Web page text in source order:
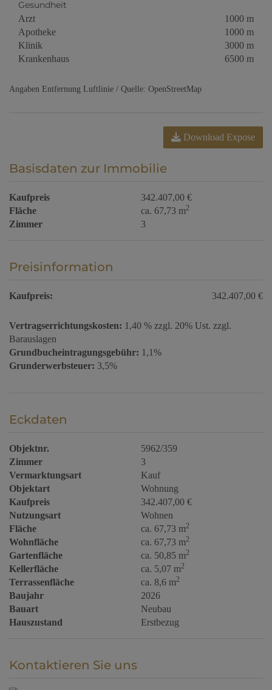
Gesundheit
Arzt
1000 m
Apotheke
1000 m
Klinik
3000 m
Krankenhaus
6500 m
Angaben Entfernung Luftlinie / Quelle: OpenStreetMap
Download Expose
Basisdaten zur Immobilie
Kaufpreis
342.407,00 €
Fläche
ca. 67,73 m2
Zimmer 3
Preisinformation
Kaufpreis: 342.407,00 €
Vertragserrichtungskosten: 1,40 % zzgl. 20% Ust. zzgl.
Barauslagen
Grundbucheintragungsgebühr: 1,1%
Grunderwerbsteuer: 3,5%
Eckdaten
Objektnr.
5962/359
Zimmer
3
Vermarktungsart
Kauf
Objektart
Wohnung
Kaufpreis
342.407,00 €
Nutzungsart
Wohnen
Fläche
ca. 67,73 m2
Wohnfläche ca. 67,73 m2
Gartenfläche ca. 50,85 m2
Kellerfläche ca. 5,07 m2
Terrassenfläche ca. 8,6 m2
Baujahr
2026
Bauart
Neubau
Hauszustand
Erstbezug
Kontaktieren Sie uns